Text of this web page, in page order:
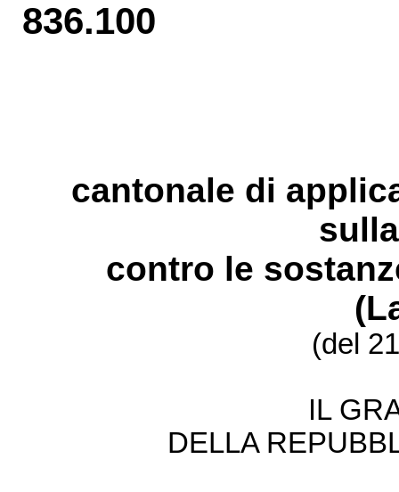
836.100
cantonale di
contro le
(del
IL
DELLA